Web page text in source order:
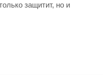
защитит, но и